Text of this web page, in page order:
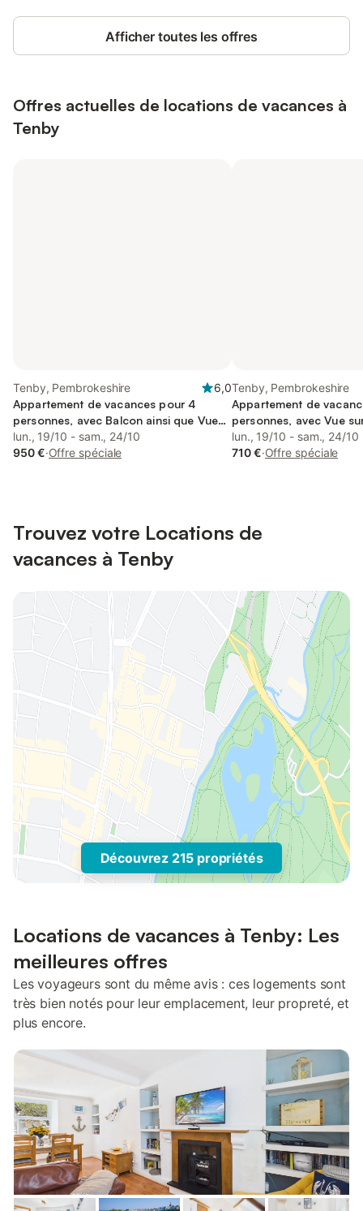
Afficher toutes les offres
Offres actuelles de locations de vacances à
Tenby
Tenby, Pembrokeshire
6,0
Appartement de vacances pour 4
personnes, avec Balcon ainsi que Vue
sur l’océan et Vue
lun., 19/10 - sam., 24/10
950 €·Offre spéciale
Tenby, Pembrokeshire
Appartement de
personnes, avec Vue
lun., 19/10 - sam., 24/10
710 €·Offre spéciale
Trouvez votre Locations de
vacances à Tenby
Découvrez 215 propriétés
Locations de vacances à Tenby: Les
meilleures offres
Les voyageurs sont du même avis : ces logements sont
très bien notés pour leur emplacement, leur propreté, et
plus encore.